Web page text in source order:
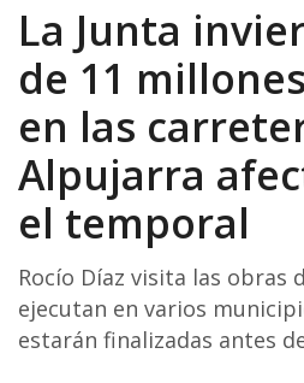
La Junta
de 11
en las
Alpujarra
el temporal
Rocío Díaz visita las obras
ejecutan en varios
estarán finalizadas antes